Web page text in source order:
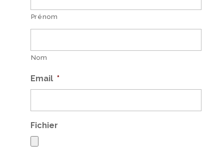
Prénom
Nom
Email *
Fichier